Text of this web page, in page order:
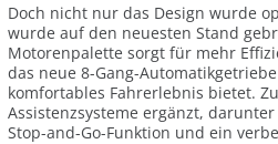
Doch nicht nur das Design wurde
wurde auf den neuesten Stand
Motorenpalette sorgt für mehr
das neue 8-Gang-
komfortables Fahrerlebnis bietet.
Assistenzsysteme ergänzt,
Stop-and-Go-Funktion und ein